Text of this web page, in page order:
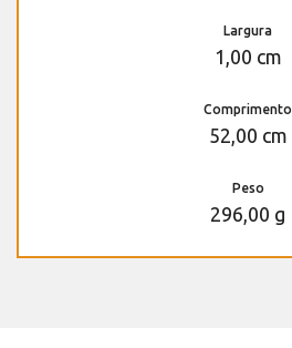
Largura
1,00 cm
Comprimento
52,00 cm
Peso
296,00 g